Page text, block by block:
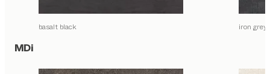
basalt black iron grey
MDi